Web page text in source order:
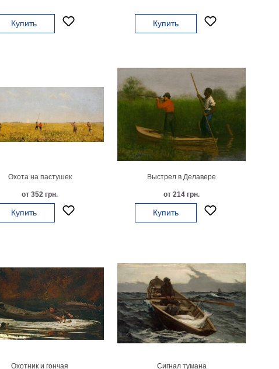
Купить Купить
Охота на пастушек
от 352 грн.
Купить
Выстрел в Делавере
от 214 грн.
Купить
Охотник и гончая Сигнал тумана